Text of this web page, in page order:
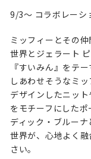
9/3〜 コラボレーシ
ミッフィーとその
世界とジェラート
『すいみん』をテー
しあわせそうなミ
デザインしたニッ
をモチーフにしたポ
ディック・ブルー
世界が、⼼地よく
さい。